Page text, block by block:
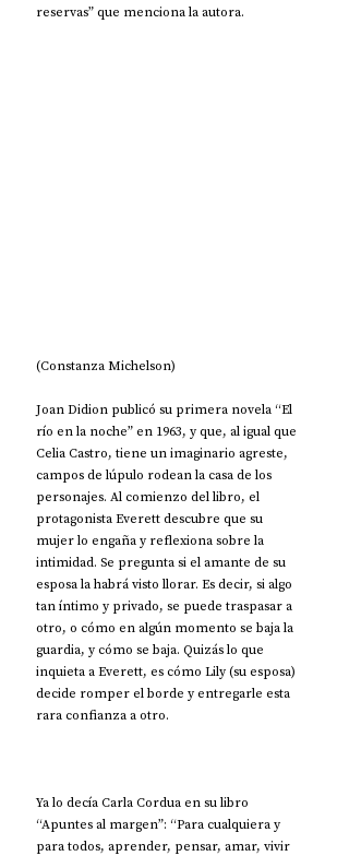
reservas” que menciona la autora.
(Constanza Michelson)
Joan Didion publicó su primera novela “El
río en la noche” en 1963, y que, al igual que
Celia Castro, tiene un imaginario agreste,
campos de lúpulo rodean la casa de los
personajes. Al comienzo del libro, el
protagonista Everett descubre que su
mujer lo engaña y reflexiona sobre la
intimidad. Se pregunta si el amante de su
esposa la habrá visto llorar. Es decir, si algo
tan íntimo y privado, se puede traspasar a
otro, o cómo en algún momento se baja la
guardia, y cómo se baja. Quizás lo que
inquieta a Everett, es cómo Lily (su esposa)
decide romper el borde y entregarle esta
rara confianza a otro.
Ya lo decía Carla Cordua en su libro
“Apuntes al margen”: “Para cualquiera y
para todos, aprender, pensar, amar, vivir